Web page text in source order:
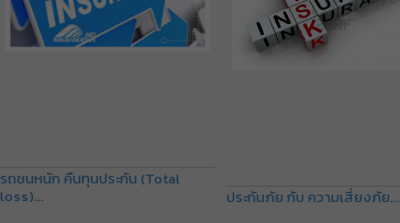
รถชนหนัก คืนทุนประกัน (Total
loss)...
ประกันภัย กับ ความเสี่ยงภัย...